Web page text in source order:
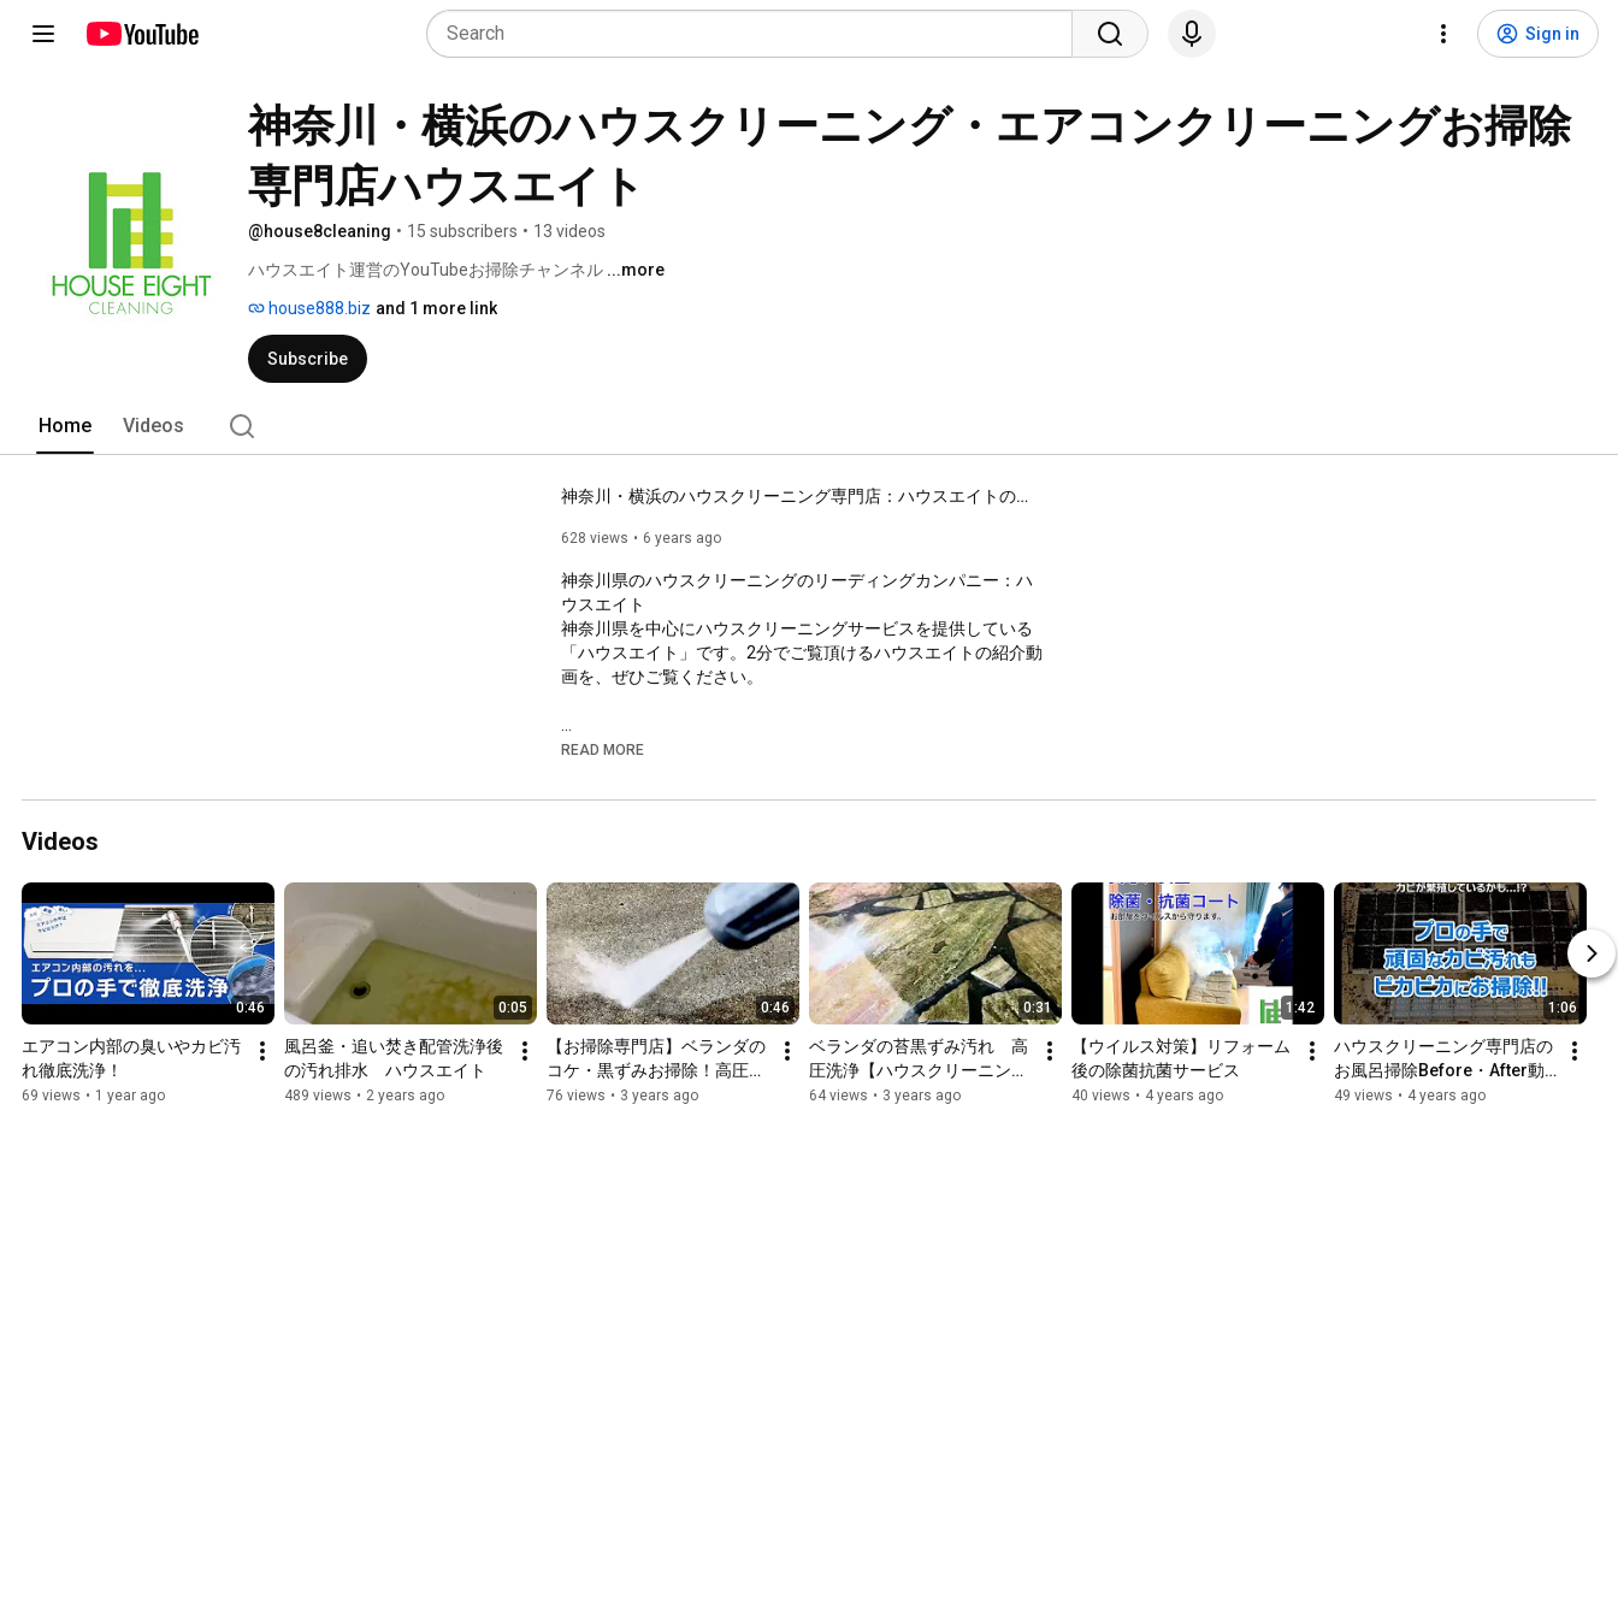
Sign in
神奈川・横浜のハウスクリーニング・エアコンクリーニングお掃除
専門店ハウスエイト
@house8cleaning • 15 subscribers • 13 videos
ハウスエイト運営のYouTubeお掃除チャンネル ...more
house888.biz and 1 more link
Subscribe
Home Videos
神奈川・横浜のハウスクリーニング専門店：ハウスエイトの紹介動画.
628 views 6 years ago
神奈川県のハウスクリーニングのリーディングカンパニー：ハ
ウスエイト
神奈川県を中心にハウスクリーニングサービスを提供している
「ハウスエイト」です。2分でご覧頂けるハウスエイトの紹介動
画を、ぜひご覧ください。
【ハウスクリーニングを依頼しようとしているあなたへ】
いませんか？実は、お掃除は業者により仕上がりや料金が大き
配がありません。
追加料金を取られた
全然キレイにならなかった
故障したのに補償してもらえなかった
高額な商品の勧誘をされた
ハウスエイトは、神奈川県全域でお掃除サービスをしている
「ハウスクリーニングのプロ集団」です。
エアコン洗浄や水回りのお掃除、引越し前の家全体の清掃な
READ MORE
Videos
0:46
エアコン内部の臭いやカビ汚
れ徹底洗浄！
69 views • 1 year ago
0:05
風呂釜・追い焚き配管洗浄後
の汚れ排水　ハウスエイト
489 views • 2 years ago
0:46
【お掃除専門店】ベランダの
コケ・黒ずみお掃除！高圧洗
浄
76 views • 3 years ago
0:31
ベランダの苔黒ずみ汚れ　高
圧洗浄【ハウスクリーニング
専門店】ハウスエイト
64 views • 3 years ago
1:42
【ウイルス対策】リフォーム
後の除菌抗菌サービス
40 views • 4 years ago
1:06
ハウスクリーニング専門店の
お風呂掃除Before・After動
画
49 views • 4 years ago